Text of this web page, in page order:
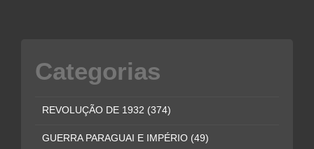
Categorias
REVOLUÇÃO DE 1932 (374)
GUERRA PARAGUAI E IMPÉRIO (49)